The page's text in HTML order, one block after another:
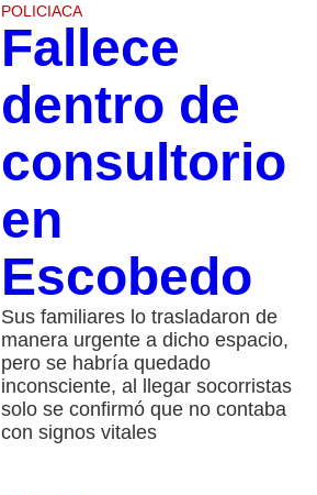
POLICIACA
Fallece
dentro de
consultorio
en
Escobedo
Sus familiares lo trasladaron de
manera urgente a dicho espacio,
pero se habría quedado
inconsciente, al llegar socorristas
solo se confirmó que no contaba
con signos vitales